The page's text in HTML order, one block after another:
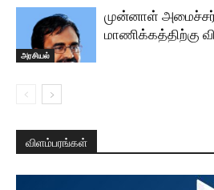
அரசியல்
முன்னாள்
மாணிக்கத்திற்கு
விளம்பரங்கள்